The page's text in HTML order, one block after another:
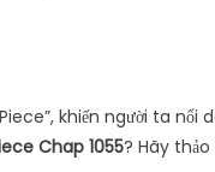
khiến người ta nổi
Chap 1055? Hãy thảo